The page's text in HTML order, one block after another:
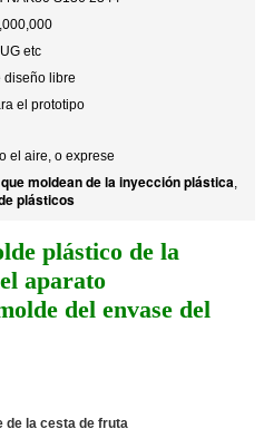
etc
diseño libre
el prototipo
el aire, o exprese
moldean de la inyección plástica,
plásticos
plástico de la
aparato
del envase del
de la cesta de fruta